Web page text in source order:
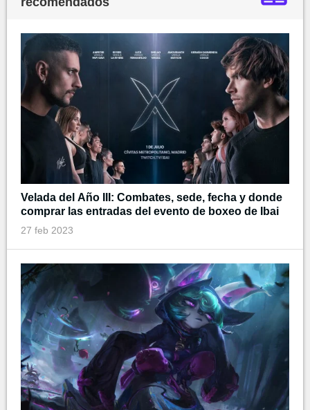
Velada del Año III: Combates, sede, fecha y donde
comprar las entradas del evento de boxeo de Ibai
27 feb 2023